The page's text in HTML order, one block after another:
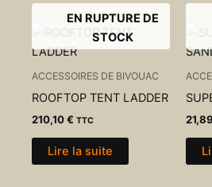
EN RUPTURE DE
STOCK
ACCESSOIRES DE BIVOUAC
ROOFTOP TENT LADDER
210,10€ TTC
Lire la suite
21,89